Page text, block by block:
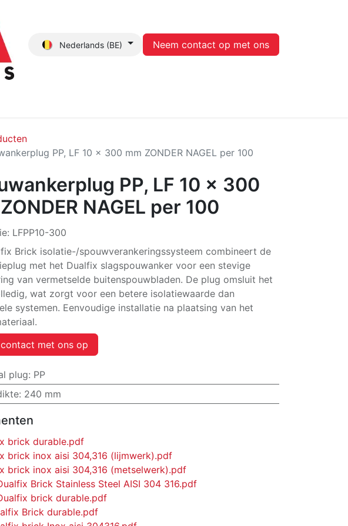
Nederlands (BE) Neem contact op met ons
PP, LF 10 x 300 mm ZONDER NAGEL per 100
PP, LF 10 x 300
NAGEL per 100
LFPP10-300
Brick isolatie-/spouwverankeringssysteem combineert de
met het Dualfix slagspouwanker voor een stevige
van vermetselde buitenspouwbladen. De plug omsluit het
wat zorgt voor een betere isolatiewaarde dan
systemen. Eenvoudige installatie na plaatsing van het
met ons op
plug: PP
: 240 mm
brick durable.pdf
brick inox aisi 304,316 (lijmwerk).pdf
brick inox aisi 304,316 (metselwerk).pdf
Brick Stainless Steel AISI 304 316.pdf
brick durable.pdf
Brick durable.pdf